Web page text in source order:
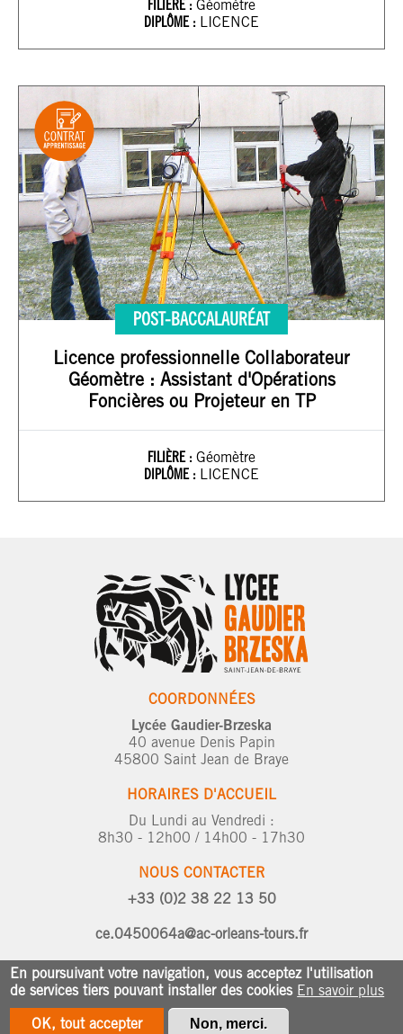
FILIÈRE : Géomètre
DIPLÔME : LICENCE
POST-BACCALAURÉAT
Licence professionnelle Collaborateur
Géomètre : Assistant d'Opérations
Foncières ou Projeteur en TP
FILIÈRE : Géomètre
DIPLÔME : LICENCE
COORDONNÉES
Lycée Gaudier-Brzeska
40 avenue Denis Papin
45800 Saint Jean de Braye
HORAIRES D'ACCUEIL
Du Lundi au Vendredi :
8h30 - 12h00 / 14h00 - 17h30
NOUS CONTACTER
+33 (0)2 38 22 13 50
ce.0450064a@ac-orleans-tours.fr
©2026 Lycée Gaudier Brzeska /
Mentions légales/ Création du site
En poursuivant votre navigation, vous acceptez l'utilisation
de services tiers pouvant installer des cookies En savoir plus
OK, tout accepter
Non, merci.